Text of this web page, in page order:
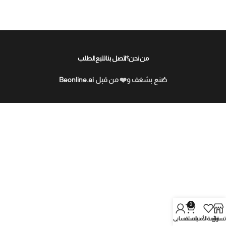
من نحن؟اتصل بناتتبع الطلب
صُنع بشغف و❤️ من قبل Beonline.ai
تسوققائمة الأمنيات
0
السلةحسابي